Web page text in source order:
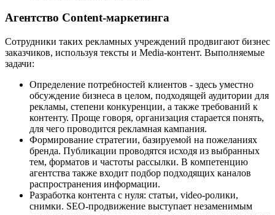
Агентство Content-маркетинга
Сотрудники таких рекламных учреждений продвигают бизнес
заказчиков, используя тексты и Media-контент. Выполняемые
задачи:
Определение потребностей клиентов - здесь уместно
обсуждение бизнеса в целом, подходящей аудитории для
рекламы, степени конкуренции, а также требований к
контенту. Проще говоря, организация старается понять,
для чего проводится рекламная кампания.
Формирование стратегии, базируемой на пожеланиях
бренда. Публикации проводятся исходя из выбранных
тем, форматов и частоты рассылки. В компетенцию
агентства также входит подбор подходящих каналов
распространения информации.
Разработка контента с нуля: статьи, video-ролики,
снимки. SEO-продвижение выступает незаменимым